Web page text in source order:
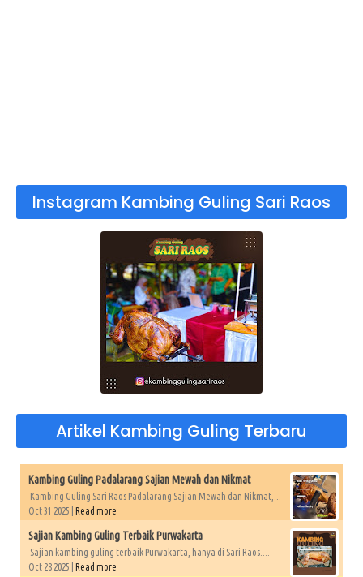
Instagram Kambing Guling Sari Raos
Artikel Kambing Guling Terbaru
Kambing Guling Padalarang Sajian Mewah dan Nikmat
Kambing Guling Sari Raos Padalarang Sajian Mewah dan Nikmat,...
Oct 31 2025 | Read more
Sajian Kambing Guling Terbaik Purwakarta
Sajian kambing guling terbaik Purwakarta, hanya di Sari Raos....
Oct 28 2025 | Read more